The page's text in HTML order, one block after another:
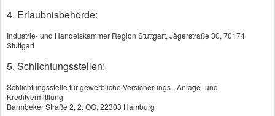
Riester-Rente
4. Erlaubnisbehörde:
Industrie- und Handelskammer Region Stuttgart, Jägerstraße 30, 70174
Stuttgart
5. Schlichtungsstellen:
Schlichtungsstelle für gewerbliche Versicherungs-, Anlage- und
Kreditvermittlung
Barmbeker Straße 2, 2. OG, 22303 Hamburg